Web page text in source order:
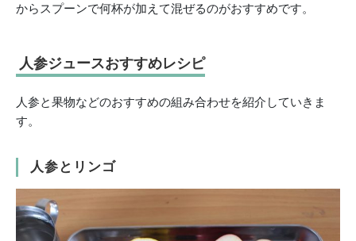
からスプーンで何杯が加えて混ぜるのがおすすめです。
人参ジュースおすすめレシピ
人参と果物などのおすすめの組み合わせを紹介していきま
す。
人参とリンゴ